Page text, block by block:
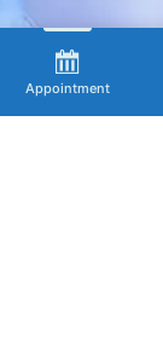
Appointment